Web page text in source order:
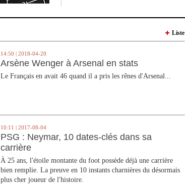
Liste
14:50 | 2018-04-20
Arsène Wenger à Arsenal en stats
Le Français en avait 46 quand il a pris les rênes d'Arsenal...
10:11 | 2017-08-04
PSG : Neymar, 10 dates-clés dans sa
carrière
À 25 ans, l'étoile montante du foot possède déjà une carrière
bien remplie. La preuve en 10 instants charnières du désormais
plus cher joueur de l'histoire.